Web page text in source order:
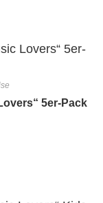
5er-Pack